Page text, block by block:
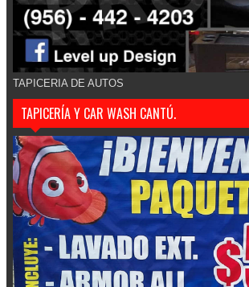
TAPICERIA DE AUTOS
TAPICERÍA Y CAR WASH CANTÚ.